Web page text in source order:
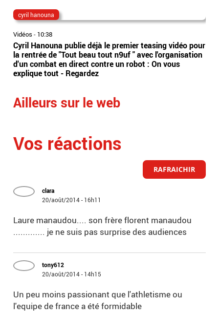
cyril hanouna
Vidéos - 10:38
Cyril Hanouna publie déjà le premier teasing vidéo pour
la rentrée de "Tout beau tout n9uf " avec l'organisation
d'un combat en direct contre un robot : On vous
explique tout - Regardez
Ailleurs sur le web
Vos réactions
RAFRAICHIR
clara
20/août/2014 - 16h11
Laure manaudou.... son frère florent manaudou
............. je ne suis pas surprise des audiences
tony612
20/août/2014 - 14h15
Un peu moins passionant que l'athletisme ou
l'equipe de france a été formidable